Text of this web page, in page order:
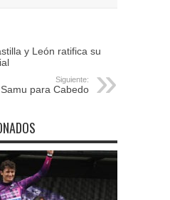
y León ratifica su
Siguiente:
para Cabedo